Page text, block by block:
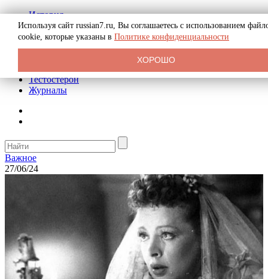
История
Биография
Криминал
Реклама на сайте
Тестостерон
Журналы
Важное
27/06/24
Используя сайт russian7.ru, Вы соглашаетесь с использованием
cookie, которые указаны в Политике конфиденциальности
ХОРОШО